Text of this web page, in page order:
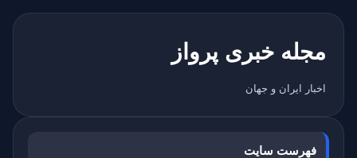
مجله خبری پرواز
اخبار ایران و جهان
فهرست سایت